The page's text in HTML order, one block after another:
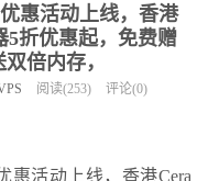
惠活动上线，香港
5折优惠起，免费赠
倍内存，
阅读(253) 评论(0)